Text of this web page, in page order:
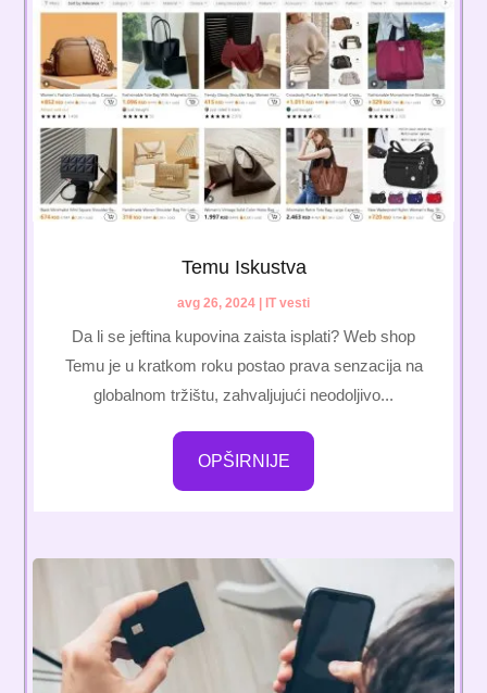
Temu Iskustva
avg 26, 2024 IT vesti
Da li se jeftina kupovina zaista isplati? Web shop
Temu je u kratkom roku postao prava senzacija na
globalnom tržištu, zahvaljujući neodoljivo...
OPŠIRNIJE